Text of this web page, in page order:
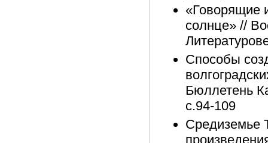
«Говорящие
солнце» //
Способы
Бюллетень
с.94-109
Средиземье